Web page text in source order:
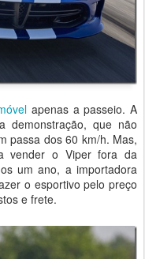
apenas a passeio. A
demonstração, que não
passa dos 60 km/h. Mas,
vender o Viper fora da
um ano, a importadora
o esportivo pelo preço
e frete.